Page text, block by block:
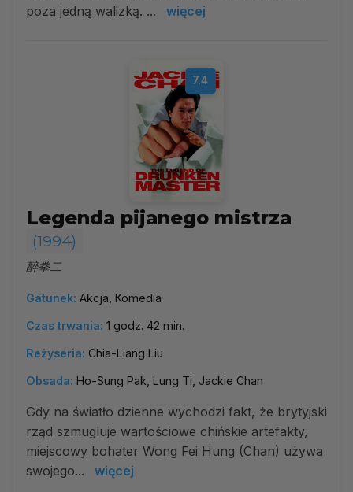
poza jedną walizką. ...
więcej
7.4
Legenda pijanego mistrza
(1994)
醉拳二
Gatunek: Akcja, Komedia
Czas trwania: 1 godz. 42 min.
Reżyseria: Chia-Liang Liu
Obsada: Ho-Sung Pak, Lung Ti, Jackie Chan
Gdy na światło dzienne wychodzi fakt, że brytyjski
rząd szmugluje wartościowe chińskie artefakty,
miejscowy bohater Wong Fei Hung (Chan) używa
swojego...
więcej